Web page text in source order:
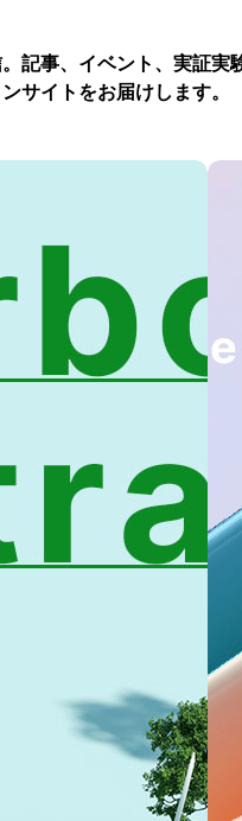
記事、イベント、実証実
サイトをお届けします。